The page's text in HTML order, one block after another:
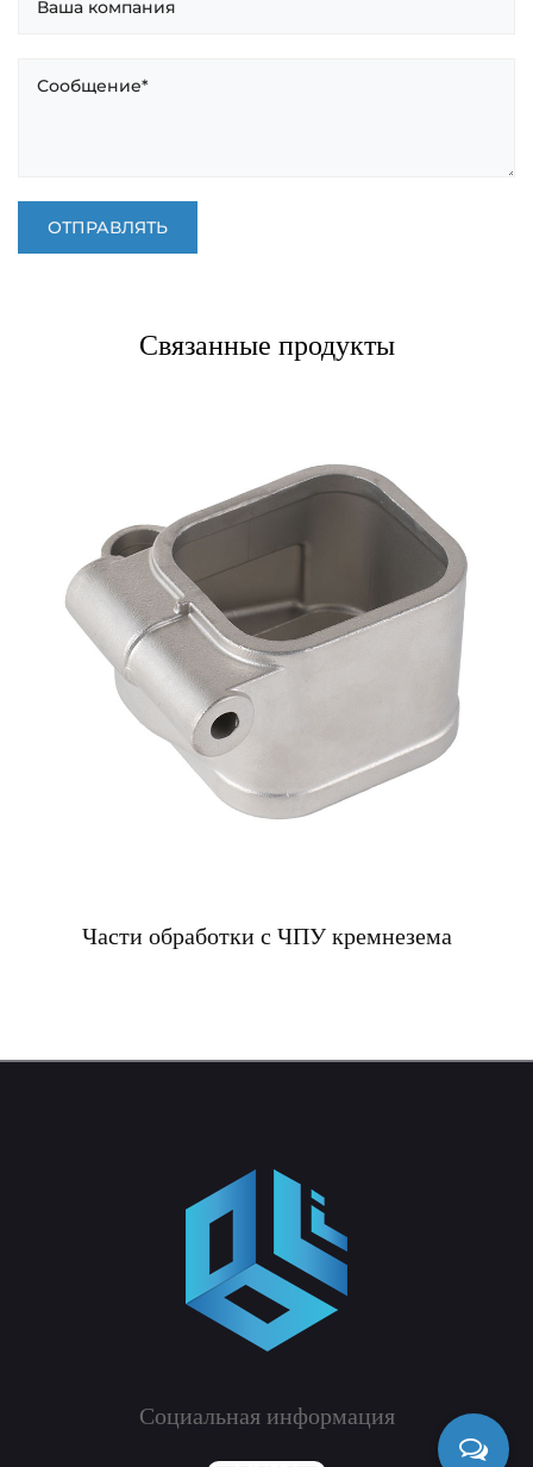
Связанные продукты
Части обработки с ЧПУ кремнезема
Социальная информация